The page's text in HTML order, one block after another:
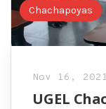
Chachapoyas
Nov 16,
UGEL